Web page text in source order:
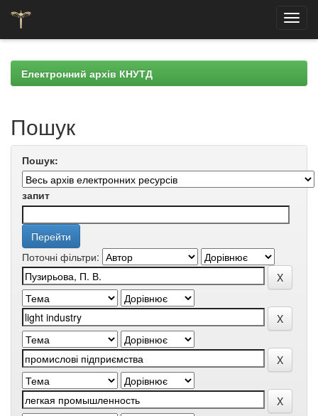
navigationЕлектронний архів КНУТД
Пошук
Пошук:
запит
Поточні фільтри: